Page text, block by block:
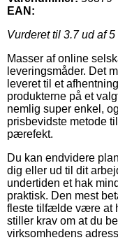
EAN:
Vurderet til 3.7ud af 5
Masser af online
leveringsmåder. Det
leveret til et
produkterne på et
nemlig super enkel,
prisbevidste metode
pærefekt.
Du kan endvidere
dig eller ud til dit
undertiden et hak
praktisk. Den mest
fleste tilfælde være at
stiller krav om at du
virksomhedens